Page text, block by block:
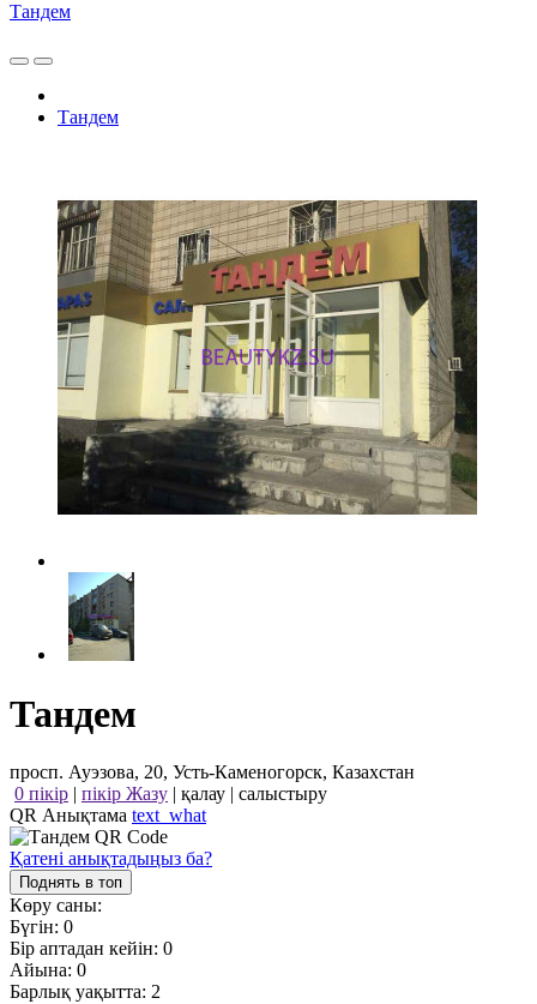
Тандем
Тандем
Тандем
просп. Ауэзова, 20, Усть-Каменогорск, Казахстан
0 пікір | пікір Жазу | қалау | салыстыру
QR Анықтама text_what
Қатені анықтадыңыз ба?
Поднять в топ
Көру саны:
Бүгін: 0
Бір аптадан кейін: 0
Айына: 0
Барлық уақытта: 2